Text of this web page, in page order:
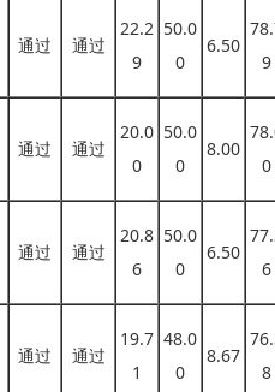
通过 通过
22.2
9
50.0
0
6.50
9
通过 通过
20.0
0
50.0
0
8.00
0
通过 通过
20.8
6
50.0
0
6.50
6
通过 通过
19.7
1
48.0
0
8.67
8